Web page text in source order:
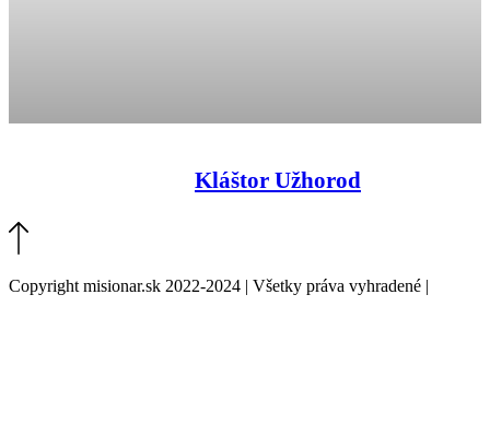
Kláštor Užhorod
Copyright misionar.sk 2022-2024 | Všetky práva vyhradené |